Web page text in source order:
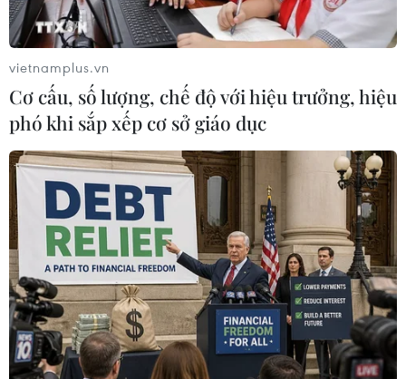
Tối 21/6 tại Hà Nội đã diễn ra Lễ trao Giải Báo chí Quốc gia lần
thứ XIX. Giải Báo chí Quốc gia không chỉ là đích đến của những
tác phẩm xuất sắc, mà còn là nơi ghi nhận, tôn vinh hành trình
bền bỉ, tận tâm của hàng ngàn nhà báo trên khắp mọi miền
đất nước. (Ảnh: Hoài Nam/Vietnam+)
vietnamplus.vn
Cơ cấu, số lượng, chế độ với hiệu trưởng, hiệu
phó khi sắp xếp cơ sở giáo dục